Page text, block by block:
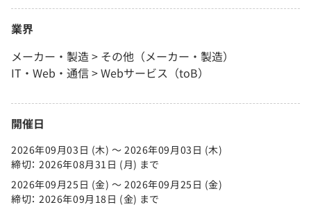
業界
メーカー・製造 > その他（メーカー・製造）
IT・Web・通信 > Webサービス（toB）
開催日
2026年09月03日 (木) 〜 2026年09月03日 (木)
締切： 2026年08月31日 (月) まで
2026年09月25日 (金) 〜 2026年09月25日 (金)
締切： 2026年09月18日 (金) まで